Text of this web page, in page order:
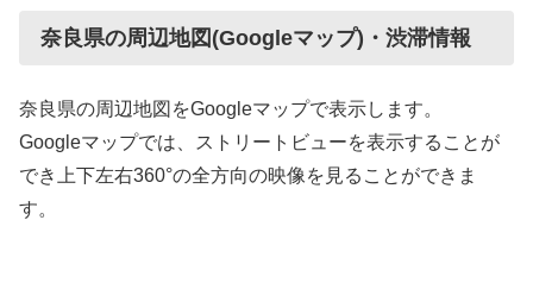
奈良県の周辺地図(Googleマップ)・渋滞情報
奈良県の周辺地図をGoogleマップで表示します。
Googleマップでは、ストリートビューを表示することが
でき上下左右360°の全方向の映像を見ることができま
す。